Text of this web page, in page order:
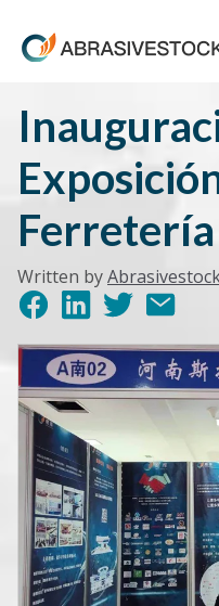
Ferretería
Written by